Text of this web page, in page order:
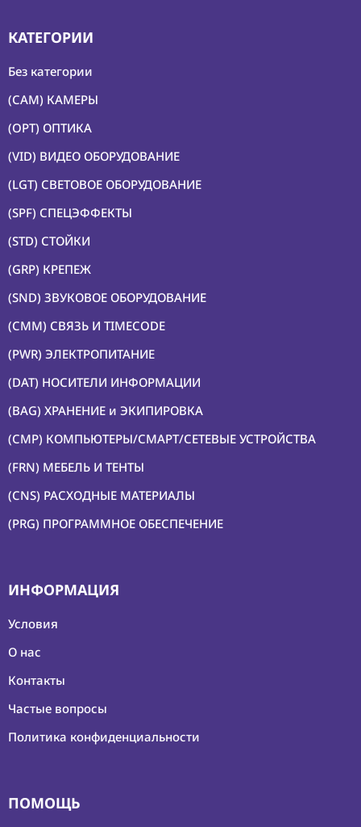
КАТЕГОРИИ
Без категории
(CAM) КАМЕРЫ
(OPT) ОПТИКА
(VID) ВИДЕО ОБОРУДОВАНИЕ
(LGT) СВЕТОВОЕ ОБОРУДОВАНИЕ
(SPF) СПЕЦЭФФЕКТЫ
(STD) СТОЙКИ
(GRP) КРЕПЕЖ
(SND) ЗВУКОВОЕ ОБОРУДОВАНИЕ
(CMM) СВЯЗЬ И TIMECODE
(PWR) ЭЛЕКТРОПИТАНИЕ
(DAT) НОСИТЕЛИ ИНФОРМАЦИИ
(BAG) ХРАНЕНИЕ и ЭКИПИРОВКА
(CMP) КОМПЬЮТЕРЫ/СМАРТ/СЕТЕВЫЕ УСТРОЙСТВА
(FRN) МЕБЕЛЬ И ТЕНТЫ
(CNS) РАСХОДНЫЕ МАТЕРИАЛЫ
(PRG) ПРОГРАММНОЕ ОБЕСПЕЧЕНИЕ
ИНФОРМАЦИЯ
Условия
О нас
Контакты
Частые вопросы
Политика конфиденциальности
ПОМОЩЬ